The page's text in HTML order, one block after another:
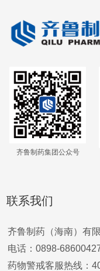
齐鲁制药集团公众号
联系我们
齐鲁制药（海南）有
电话：0898-
药物警戒客服热线：